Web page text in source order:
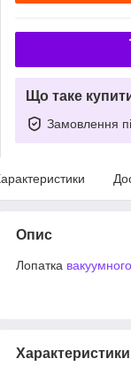
Що таке
Замовлення
Опис
Лопатка
Характеристики